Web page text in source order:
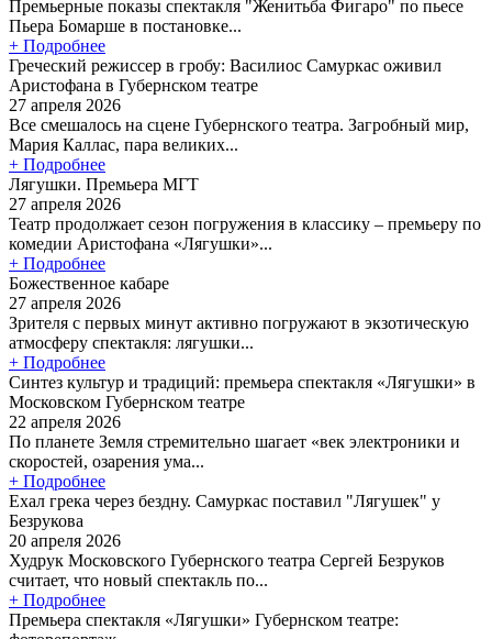
Премьерные показы спектакля "Женитьба Фигаро" по пьесе
Пьера Бомарше в постановке...
+ Подробнее
Греческий режиссер в гробу: Василиос Самуркас оживил
Аристофана в Губернском театре
27 апреля 2026
Все смешалось на сцене Губернского театра. Загробный мир,
Мария Каллас, пара великих...
+ Подробнее
Лягушки. Премьера МГТ
27 апреля 2026
Театр продолжает сезон погружения в классику – премьеру по
комедии Аристофана «Лягушки»...
+ Подробнее
Божественное кабаре
27 апреля 2026
Зрителя с первых минут активно погружают в экзотическую
атмосферу спектакля: лягушки...
+ Подробнее
Синтез культур и традиций: премьера спектакля «Лягушки» в
Московском Губернском театре
22 апреля 2026
По планете Земля стремительно шагает «век электроники и
скоростей, озарения ума...
+ Подробнее
Ехал грека через бездну. Самуркас поставил "Лягушек" у
Безрукова
20 апреля 2026
Худрук Московского Губернского театра Сергей Безруков
считает, что новый спектакль по...
+ Подробнее
Премьера спектакля «Лягушки» Губернском театре: